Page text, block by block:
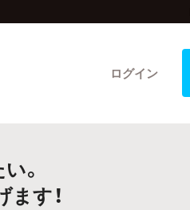
ログイン
クト
。
ます！